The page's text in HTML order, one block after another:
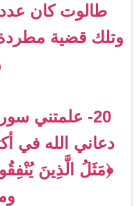
طالوت كان
وتلك قضية
20- علمتني